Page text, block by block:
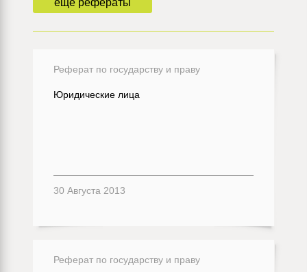
еще рефераты
Реферат по государству и праву
Юридические лица
30 Августа 2013
Реферат по государству и праву